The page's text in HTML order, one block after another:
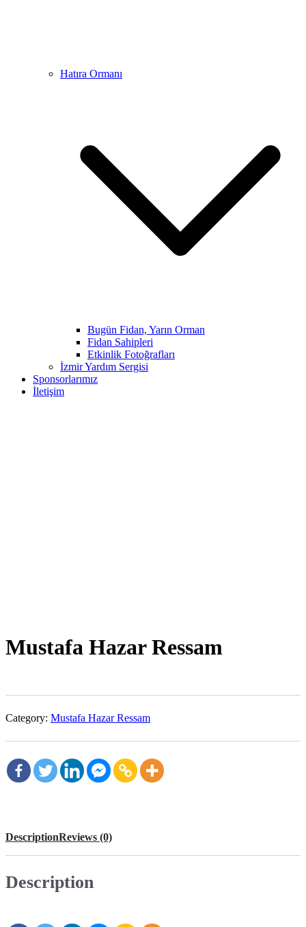
Hatıra Ormanı
Bugün Fidan, Yarın Orman
Fidan Sahipleri
Etkinlik Fotoğrafları
İzmir Yardım Sergisi
Sponsorlarımız
İletişim
Mustafa Hazar Ressam
Category: Mustafa Hazar Ressam
DescriptionReviews (0)
Description